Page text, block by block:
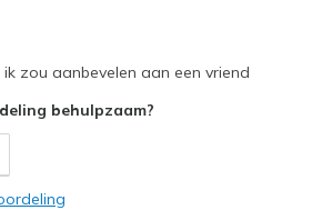
ik zou aanbevelen aan een vriend
behulpzaam?